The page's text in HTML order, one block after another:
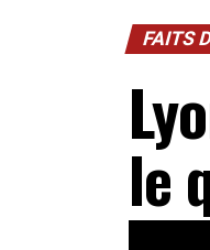
FAITS
le